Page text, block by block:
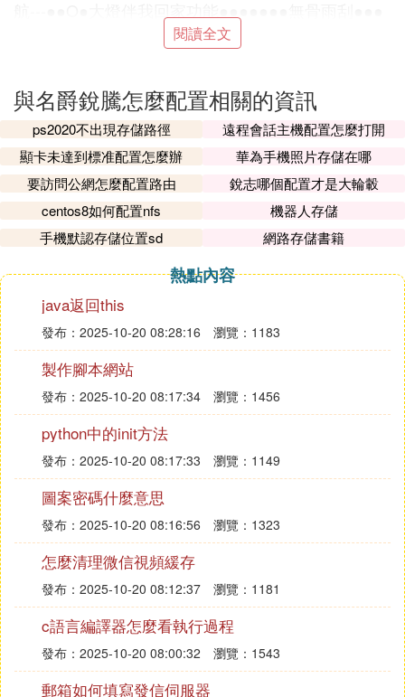
●●●●電動調節外後視鏡帶轉向燈●●●●●●●外後視鏡
電加熱除霧功能-●●●●●●外後視鏡電動折疊---●●O●
能-●●●●●●Lazy Locking功能---●●●●後排座椅椅背
角度調節●●●●●●●後座椅靠背4/6分體可折疊●●●●●
●●前中央扶手●●●●●●●前排杯托●●●●●●●後排中央
扶手-●●●●●●後備箱隱藏式收納盒-●●●●●●後備箱12
V電源-●●●●●●多維安全FSF超高強度一體輕量化車
身●●●●●●●歐洲標准行人保護設計●●●●●●●ABS制
動防抱死系統●●●●●●●EBD電子制動力分配系統●●●
制系統-●●●●●●VSC車輛動態穩定性控制系統-●●●●
●●MSR加速防滑系統-●●●●●●BA剎車輔助系統-●●●
●●●BDC制動盤自動清潔功能-●●●●●●TPMS胎壓智
能監視系統----●-●HSA坡道起步輔助系統-●●●●●●A
RP主動防翻滾系統------●HDC陡坡緩降系統------●前
排雙SRS安全氣囊●●●●●●●側安全氣囊---●●●●側安
全氣簾------●ISOFIX兒童安全座椅固定裝置●●●●●●●
前排三點式預緊安全帶-●●●●●●駕駛席安全帶未系報
警●●●●●●●副駕駛席安全帶未系報警---●●●●內後視
鏡防眩目手動手動手動手動手動手動自動前霧燈-●●●
●●●倒車雷達-●●●●●●倒車影像-OOO●O●互聯駕駛i
nkaNet 4.0 智能網路行車系統-8英寸高清紅外多點觸
控屏-GPS實時路況導航-智能語音交互-Mirrorlink手機
車機雙屏互聯-APP應用軟體-藍牙手機免提系統 -24
小時人工後台服務-OOO●O●inkaLink 娛樂行車系統 -
6英寸高清觸控屏-Mirrorlink手機車機雙屏互聯 -藍牙
手機免提系統-●●●-●-Arkamys®數字音響系統-●●●●
●●揚聲器數量46/8 O6/8 O6/8 O86/8 O8FM/AM 電台
●●●●●●●USB/MP3/AUX-IN/iPod多媒體接入埠●(無i
閱讀全文
與名爵銳騰怎麼配置相關的資訊
ps2020不出現存儲路徑
遠程會話主機配置怎麼打開
顯卡未達到標准配置怎麼辦
華為手機照片存儲在哪
要訪問公網怎麼配置路由
銳志哪個配置才是大輪轂
centos8如何配置nfs
機器人存儲
手機默認存儲位置sd
網路存儲書籍
熱點內容
java返回this
發布：2025-10-20 08:28:16 瀏覽：1183
製作腳本網站
發布：2025-10-20 08:17:34 瀏覽：1456
python中的init方法
發布：2025-10-20 08:17:33 瀏覽：1149
圖案密碼什麼意思
發布：2025-10-20 08:16:56 瀏覽：1323
怎麼清理微信視頻緩存
發布：2025-10-20 08:12:37 瀏覽：1181
c語言編譯器怎麼看執行過程
發布：2025-10-20 08:00:32 瀏覽：1543
郵箱如何填寫發信伺服器